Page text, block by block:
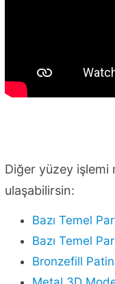
Diğer yüzey işlemi
ulaşabilirsin:
Bazı Temel
Bazı Temel
Bronzefill